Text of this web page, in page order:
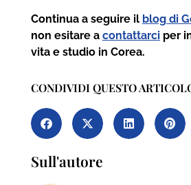
Continua a seguire il blog di
non esitare a contattarciper
vita e studio in Corea.
CONDIVIDI QUESTO
Sull'autore